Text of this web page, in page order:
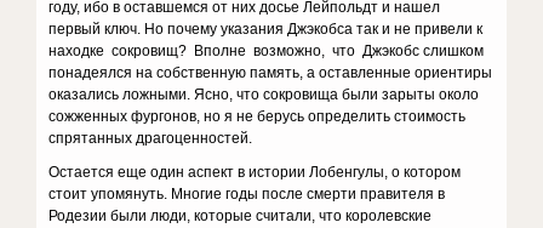
году, ибо в остав­шемся от них досье Лейпольдт и нашел
первый ключ. Но почему указания Джэкобса так и не привели к
находке сокровищ? Вполне возможно, что Джэкобс слишком
понадеялся на собственную память, а остав­ленные ориентиры
оказались ложными. Ясно, что со­кровища были зарыты около
сожженных фургонов, но я не берусь определить стоимость
спрятанных драго­ценностей.
Остается еще один аспект в истории Лобенгулы, о котором
стоит упомянуть. Многие годы после смерти правителя в
Родезии были люди, которые считали, что королевские